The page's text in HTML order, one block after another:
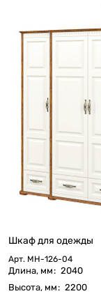
Шкаф для одежды
Арт. МН-126-04
Длина, мм: 2040
Высота, мм: 2200